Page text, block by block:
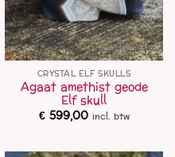
CRYSTAL ELF SKULLS
Agaat amethist geode
Elf skull
€599,00 incl. btw